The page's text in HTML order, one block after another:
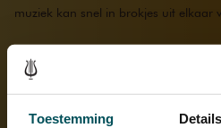
Toestemming Details
muziek kan snel in brokjes uit elkaar
Mijn grote liefde is
‘Als kind zat ik op ballet. Een deel
van sterke emoties. Als artiesten zijn